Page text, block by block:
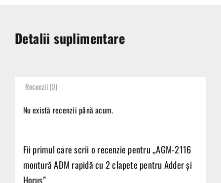
Detalii suplimentare
Recenzii (0)
Nu există recenzii până acum.
Fii primul care scrii o recenzie pentru „AGM-2116
montură ADM rapidă cu 2 clapete pentru Adder și
Horus”